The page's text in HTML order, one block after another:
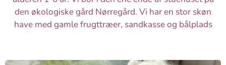
den økologiske gård Nørregård. Vi har en stor skøn
have med gamle frugttræer, sandkasse og bålplads